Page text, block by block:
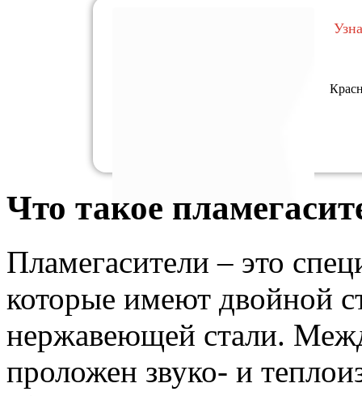
Что такое
Пламегасители – это
которые имеют двойной
нержавеющей стали.
проложен звуко- и